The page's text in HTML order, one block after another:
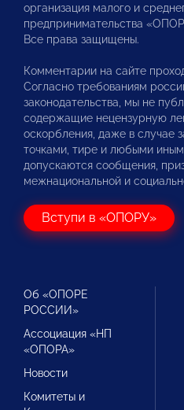
организация малого и
предпринимательства
Все права защищены.
Комментарии на сайте
Согласно требованиям
законодательства, мы не
содержащие нецензурную
оскорбления, даже в случае
точками, тире и любыми
допускаются сообщения,
межнациональной и
Вступи в «ОПОРУ»
Об «ОПОРЕ
РОССИИ»
Ассоциация «НП
«ОПОРА»
Новости
Комитеты и